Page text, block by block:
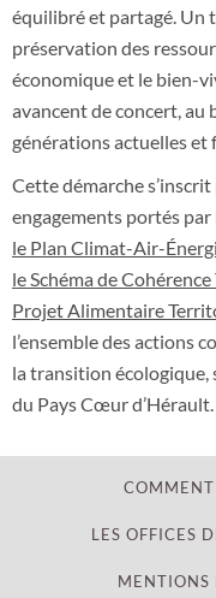
équilibré et partagé. Un
préservation des
économique et le bien-
avancent de concert, au
générations actuelles et
Cette démarche
engagements portés
le Plan Climat-Air-
le Schéma de
Projet Alimentaire
l’ensemble des actions
la transition écologique,
du Pays Cœur d’Hérault.
LES OFFICES
MENTIONS